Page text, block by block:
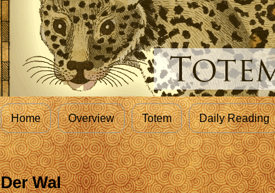
Home Overview Totem Daily Reading
Der Wal